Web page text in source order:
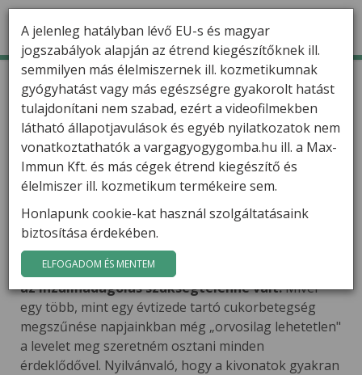
TERMÉKEK
HÍREK
VARGA GÁBOR
FILMEK
GYÓGYGOMBÁK
KAPCSOLAT
Kezdőlap
Hírek
Megszüntethető a cukorbetegség gyógygomba
kivonatokkal?
Megszüntethető a
cukorbetegség gyógygomba
kivonatokkal?
Nemrég szokatlan leírást kaptam a
gyógygomba kivonatok hatásáról, amelyben
arról számoltak be, hogy 2. típusú
cukorbetegség lényegében tünetmentessé vált,
az inzulinadagolás szükségtelenné vált.Mivel
egy több, mint egy évtizede tartó cukorbetegség
megszűnése napjainkban még „orvosilag lehetetlen"
a levelet meg szeretném osztani minden
érdeklődővel. Nyilvánvaló, hogy a kivonatok gyakran
A jelenleg hatályban lévő EU-s és magyar
jogszabályok alapján az étrend kiegészítőknek ill.
semmilyen más élelmiszernek ill. kozmetikumnak
gyógyhatást vagy más egészségre gyakorolt hatást
tulajdonítani nem szabad, ezért a videofilmekben
látható állapotjavulások és egyéb nyilatkozatok nem
vonatkoztathatók a vargagyogygomba.hu ill. a Max-
Immun Kft. és más cégek étrend kiegészítő és
élelmiszer ill. kozmetikum termékeire sem.
Honlapunk cookie-kat használ szolgáltatásaink
biztosítása érdekében.
ELFOGADOM ÉS MENTEM